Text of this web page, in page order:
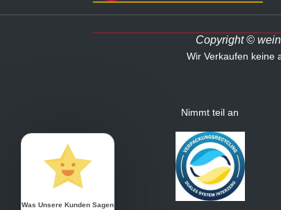
Copyright ©
Wir Verkaufen keine
Nimmt teil an
Was Unsere Kunden Sagen